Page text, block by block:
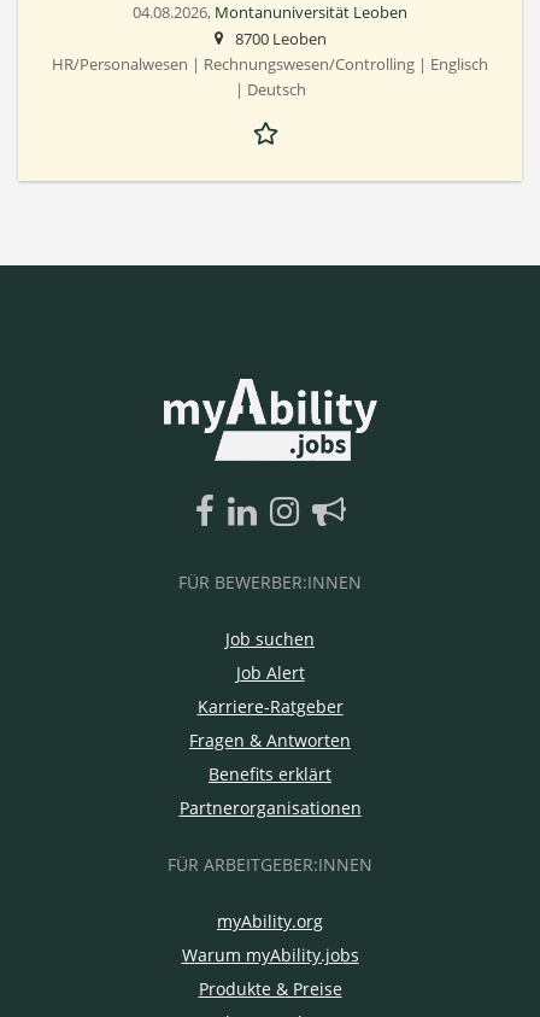
04.08.2026, Montanuniversität Leoben
8700 Leoben
HR/Personalwesen | Rechnungswesen/Controlling | Englisch
| Deutsch
FÜR BEWERBER:INNEN
Job suchen
Job Alert
Karriere-Ratgeber
Fragen & Antworten
Benefits erklärt
Partnerorganisationen
FÜR ARBEITGEBER:INNEN
myAbility.org
Warum myAbility.jobs
Produkte & Preise